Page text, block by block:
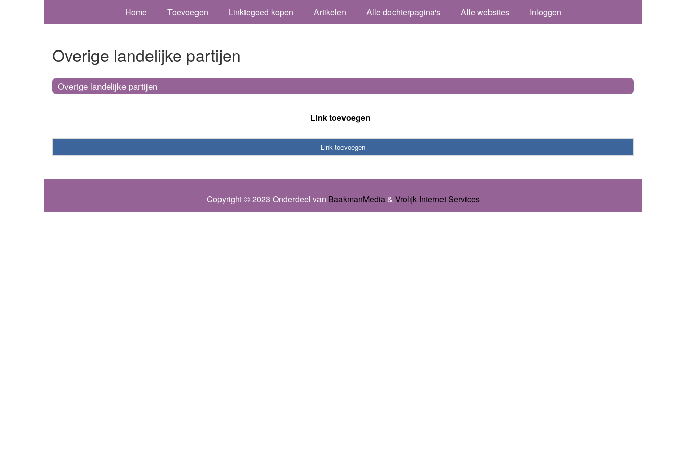
Home Toevoegen Linktegoed kopen Artikelen Alle dochterpagina's Alle websites Inloggen
Overige landelijke partijen
Overige landelijke partijen
Link toevoegen
Link toevoegen
Copyright © 2023 Onderdeel van BaakmanMedia& Vrolijk Internet Services